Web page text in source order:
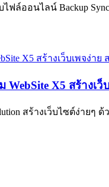
ไฟล์ออนไลน์ Backup
WebSite X5 สร้างเ
สร้างเว็บไซต์ง่าย